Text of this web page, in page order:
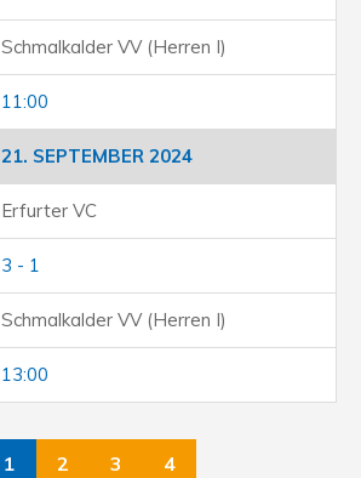
Schmalkalder VV (Herren I)
11:00
21. SEPTEMBER 2024
Erfurter VC
3 - 1
Schmalkalder VV (Herren I)
13:00
1 2 3 4